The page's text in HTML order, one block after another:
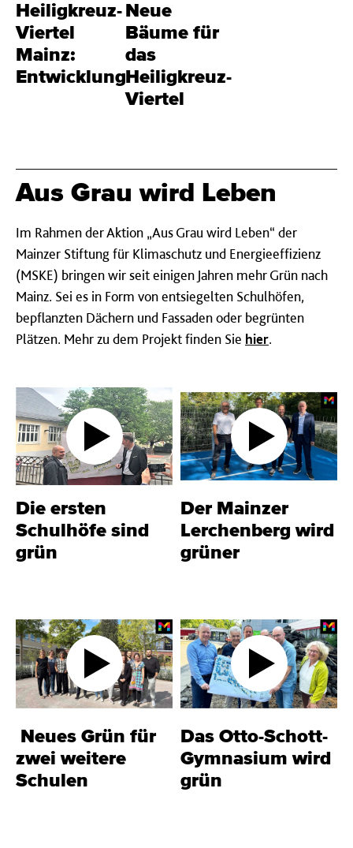
Heiligkreuz-
Viertel
Mainz:
Entwicklungen
Neue
Bäume für
das
Heiligkreuz-
Viertel
Aus Grau wird Leben
Im Rahmen der Aktion „Aus Grau wird Leben“ der
Mainzer Stiftung für Klimaschutz und Energieeffizienz
(MSKE) bringen wir seit einigen Jahren mehr Grün nach
Mainz. Sei es in Form von entsiegelten Schulhöfen,
bepflanzten Dächern und Fassaden oder begrünten
Plätzen. Mehr zu dem Projekt finden Sie hier.
Die ersten
Schulhöfe sind
grün
Der Mainzer
Lerchenberg wird
grüner
Neues Grün für
zwei weitere
Schulen
Das Otto-Schott-
Gymnasium wird
grün